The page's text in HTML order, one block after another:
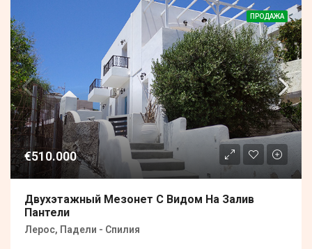
ПРОДАЖА
€510.000
Двухэтажный Мезонет С Видом На Залив
Пантели
Лерос, Падели - Спилия